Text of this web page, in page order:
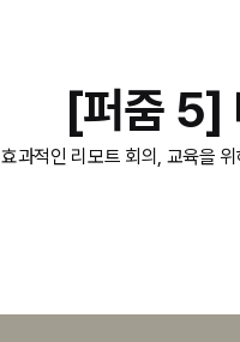
[퍼줌 5]
효과적인 리모트 회의, 교육을